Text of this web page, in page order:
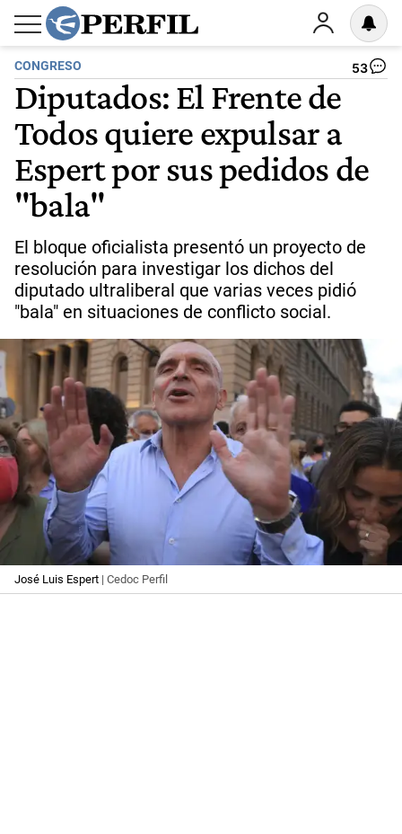
CONGRESO 53
Diputados: El Frente de
Todos quiere expulsar a
Espert por sus pedidos de
"bala"
El bloque oficialista presentó un proyecto de
resolución para investigar los dichos del
diputado ultraliberal que varias veces pidió
"bala" en situaciones de conflicto social.
José Luis Espert | Cedoc Perfil